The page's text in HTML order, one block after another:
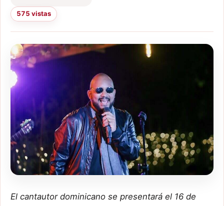
575 vistas
El cantautor dominicano se presentará el 16 de